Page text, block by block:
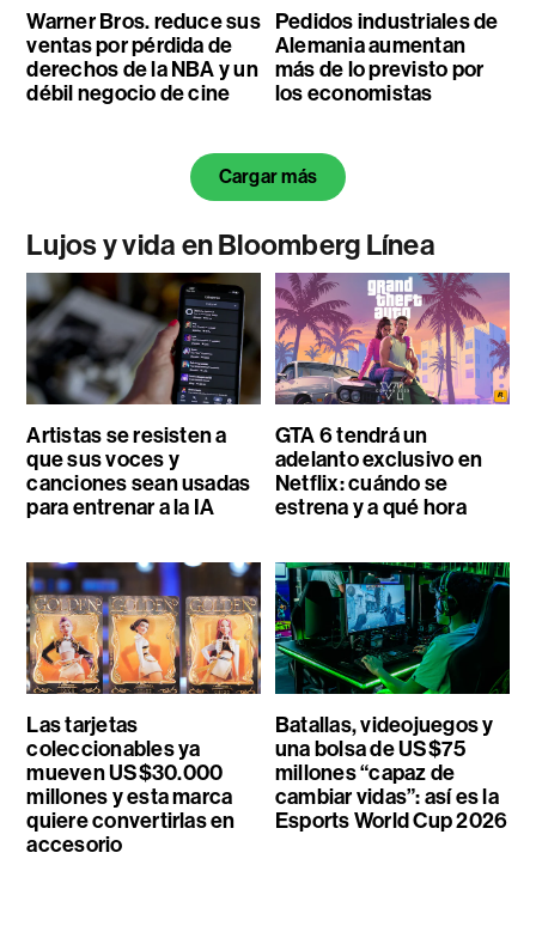
Warner Bros. reduce sus
ventas por pérdida de
derechos de la NBA y un
débil negocio de cine
Pedidos industriales de
Alemania aumentan
más de lo previsto por
los economistas
Cargar más
Lujos y vida en Bloomberg Línea
Artistas se resisten a
que sus voces y
canciones sean usadas
para entrenar a la IA
GTA 6 tendrá un
adelanto exclusivo en
Netflix: cuándo se
estrena y a qué hora
Las tarjetas
coleccionables ya
mueven US$30.000
millones y esta marca
quiere convertirlas en
accesorio
Batallas, videojuegos y
una bolsa de US$75
millones “capaz de
cambiar vidas”: así es la
Esports World Cup 2026